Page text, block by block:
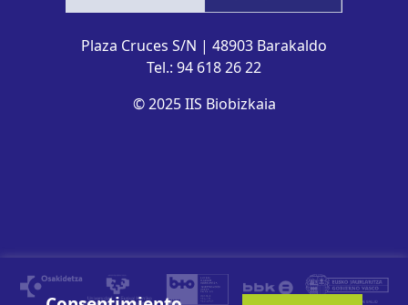
Plaza Cruces S/N | 48903 Barakaldo
Tel.: 94 618 26 22
© 2025 IIS Biobizkaia